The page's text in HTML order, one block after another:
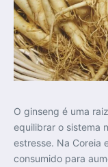
O ginseng é uma
equilibrar o sistema
estresse. Na Coreia
consumido para